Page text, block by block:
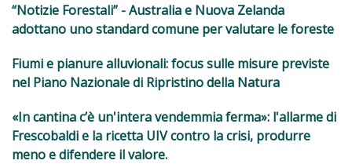
“Notizie Forestali” - Australia e Nuova Zelanda
adottano uno standard comune per valutare le foreste
Fiumi e pianure alluvionali: focus sulle misure previste
nel Piano Nazionale di Ripristino della Natura
«In cantina c’è un'intera vendemmia ferma»: l'allarme di
Frescobaldi e la ricetta UIV contro la crisi, produrre
meno e difendere il valore.